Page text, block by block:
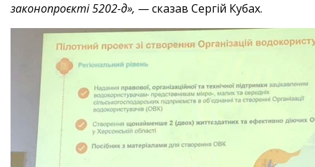
законопроєкті 5202-д», — сказав Сергій Кубах.